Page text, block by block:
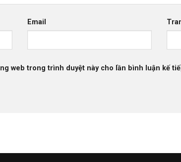
Email
web trong trình duyệt này cho lần bình luận kế